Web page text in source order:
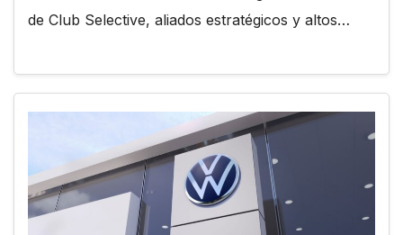
de Club Selective, aliados estratégicos y altos…